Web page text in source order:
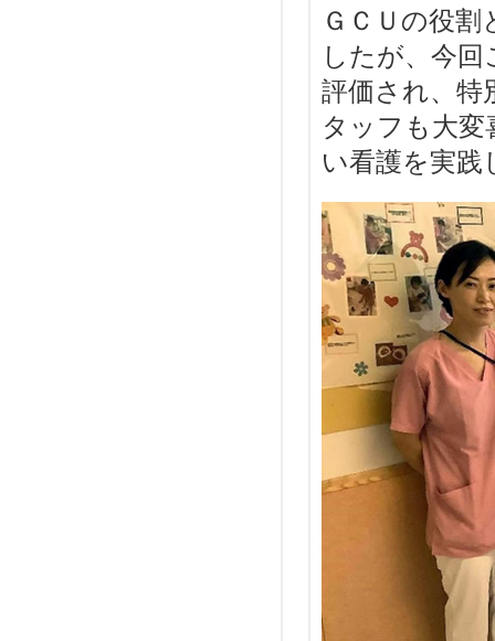
ＧＣＵの役
したが、今
評価され、特
タッフも大
い看護を実